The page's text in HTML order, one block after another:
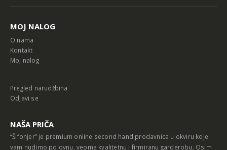
MOJ NALOG
O nama
Kontakt
Moj nalog
Pregled narudžbina
Odjavi se
NAŠA PRIČA
“Šifonjer” je premium online second hand prodavnica u okviru koje
vam nudimo polovnu, veoma kvalitetnu i firmiranu garderobu. Osim